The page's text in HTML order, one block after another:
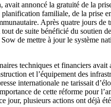
annoncé la gratuité de la
familiale, de la prise
Après quatre jours de
de suite bénéficié du soutien
de mettre à jour le système
techniques et financiers avait
et l’équipement des
internationale ne tarissait
de cette réforme pour
plusieurs actions ont déjà